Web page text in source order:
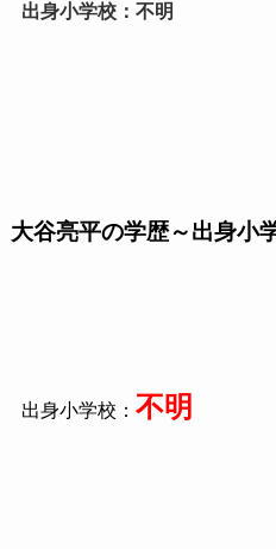
出身小学校：不明
大谷亮平の学歴～出身小
出身小学校： 不明